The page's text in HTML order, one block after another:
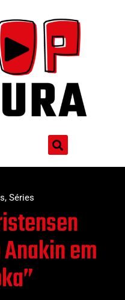
, Séries
em